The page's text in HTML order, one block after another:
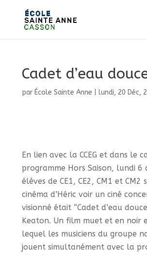
Cadet d’eau
par École Sainte Anne lundi, 20 Déc,
En lien avec la CCEG et dans le
programme Hors Saison, lundi 6
élèves de CE1, CE2, CM1 et
cinéma d’Héric voir un ciné
visionné était “Cadet d’eau
Keaton. Un film muet et en noir
lequel les musiciens du groupe
jouent simultanément avec la